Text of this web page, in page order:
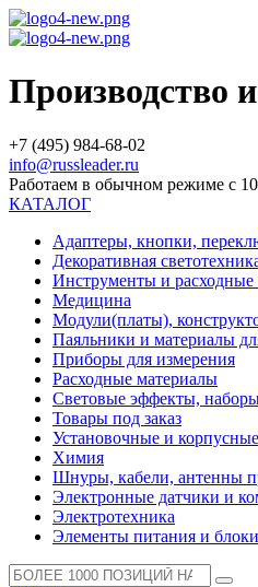
Производство
+7 (495) 984-68-02
info@russleader.ru
Работаем в обычном режиме с
КАТАЛОГ
Адаптеры, кнопки,
Декоративная
Инструменты и
Медицина
Модули(платы),
Паяльники и материалы
Приборы для измерения
Расходные материалы
Световые эффекты,
Товары под заказ
Установочные и
Химия
Шнуры, кабели, антенны
Электронные датчики и
Электротехника
Элементы питания и